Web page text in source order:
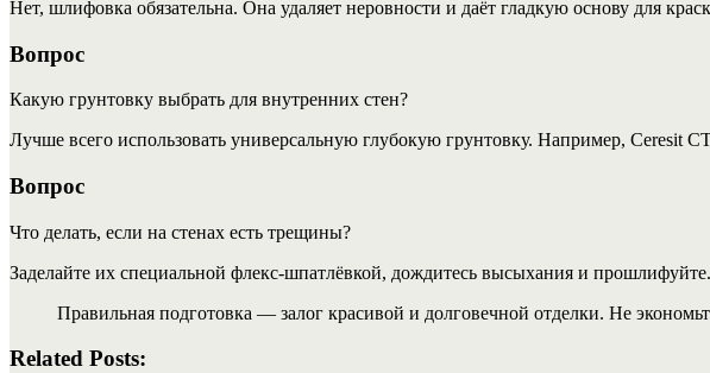
Нет, шлифовка обязательна. Она удаляет неровности и даёт гладкую основу для
Вопрос
Какую грунтовку выбрать для внутренних стен?
Лучше всего использовать универсальную глубокую грунтовку. Например, Ceresit
Вопрос
Что делать, если на стенах есть трещины?
Заделайте их специальной флекс-шпатлёвкой, дождитесь высыхания и
Правильная подготовка — залог красивой и долговечной отделки. Не
Related Posts: